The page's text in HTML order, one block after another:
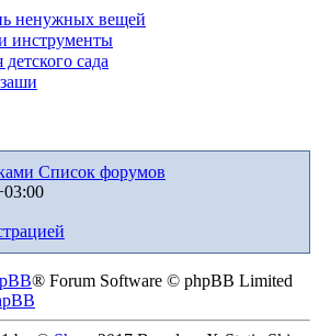
ненужных вещей
инструменты
сада
Список форумов
® Forum Software © phpBB Limited